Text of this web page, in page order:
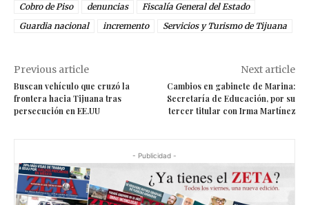
Cobro de Piso
denuncias
Fiscalía General del Estado
Guardia nacional
incremento Servicios y Turismo de Tijuana
Previous article
Buscan vehículo que cruzó la
frontera hacia Tijuana tras
persecución en EE.UU
Next article
Cambios en gabinete de Marina:
Secretaría de Educación, por su
tercer titular con Irma Martínez
- Publicidad -